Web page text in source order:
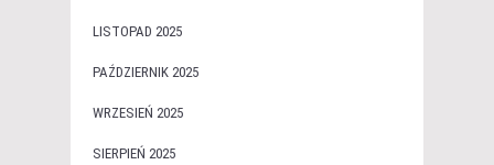
LISTOPAD 2025
PAŹDZIERNIK 2025
WRZESIEŃ 2025
SIERPIEŃ 2025